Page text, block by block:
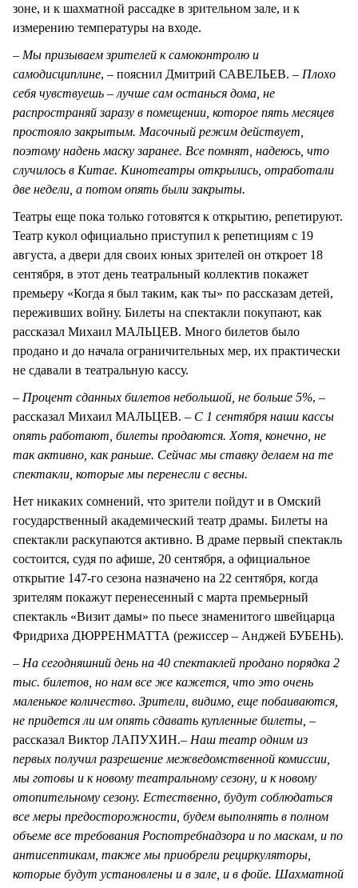
зоне, и к шахматной рассадке в зрительном зале, и к
измерению температуры на входе.
– Мы призываем зрителей к самоконтролю и
самодисциплине, – пояснил Дмитрий САВЕЛЬЕВ. – Плохо
себя чувствуешь – лучше сам останься дома, не
распространяй заразу в помещении, которое пять месяцев
простояло закрытым. Масочный режим действует,
поэтому надень маску заранее. Все помнят, надеюсь, что
случилось в Китае. Кинотеатры открылись, отработали
две недели, а потом опять были закрыты.
Театры еще пока только готовятся к открытию, репетируют.
Театр кукол официально приступил к репетициям с 19
августа, а двери для своих юных зрителей он откроет 18
сентября, в этот день театральный коллектив покажет
премьеру «Когда я был таким, как ты» по рассказам детей,
переживших войну. Билеты на спектакли покупают, как
рассказал Михаил МАЛЬЦЕВ. Много билетов было
продано и до начала ограничительных мер, их практически
не сдавали в театральную кассу.
– Процент сданных билетов небольшой, не больше 5%, –
рассказал Михаил МАЛЬЦЕВ. – С 1 сентября наши кассы
опять работают, билеты продаются. Хотя, конечно, не
так активно, как раньше. Сейчас мы ставку делаем на те
спектакли, которые мы перенесли с весны.
Нет никаких сомнений, что зрители пойдут и в Омский
государственный академический театр драмы. Билеты на
спектакли раскупаются активно. В драме первый спектакль
состоится, судя по афише, 20 сентября, а официальное
открытие 147-го сезона назначено на 22 сентября, когда
зрителям покажут перенесенный с марта премьерный
спектакль «Визит дамы» по пьесе знаменитого швейцарца
Фридриха ДЮРРЕНМАТТА (режиссер – Анджей БУБЕНЬ).
– На сегодняшний день на 40 спектаклей продано порядка 2
тыс. билетов, но нам все же кажется, что это очень
маленькое количество. Зрители, видимо, еще побаиваются,
не придется ли им опять сдавать купленные билеты, –
рассказал Виктор ЛАПУХИН.– Наш театр одним из
первых получил разрешение межведомственной комиссии,
мы готовы и к новому театральному сезону, и к новому
отопительному сезону. Естественно, будут соблюдаться
все меры предосторожности, будем выполнять в полном
объеме все требования Роспотребнадзора и по маскам, и по
антисептикам, также мы приобрели рециркуляторы,
которые будут установлены и в зале, и в фойе. Шахматной